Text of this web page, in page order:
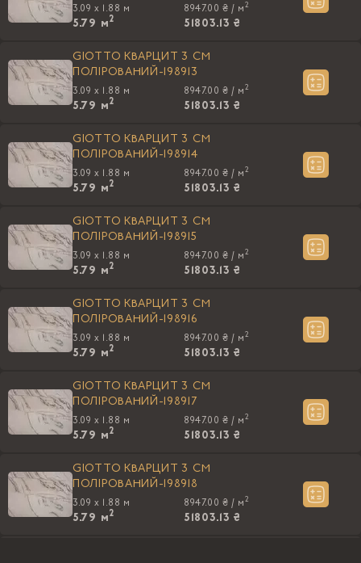
3.09 x 1.88 м
5.79 м2
8947.00 ₴ / м 2
51803.13 ₴
GIOTTO КВАРЦИТ 3 CM
ПОЛIРОВАНИЙ-198913
3.09 x 1.88 м
5.79 м2
8947.00 ₴ / м 2
51803.13 ₴
GIOTTO КВАРЦИТ 3 CM
ПОЛIРОВАНИЙ-198914
3.09 x 1.88 м
5.79 м2
8947.00 ₴ / м 2
51803.13 ₴
GIOTTO КВАРЦИТ 3 CM
ПОЛIРОВАНИЙ-198915
3.09 x 1.88 м
5.79 м2
8947.00 ₴ / м 2
51803.13 ₴
GIOTTO КВАРЦИТ 3 CM
ПОЛIРОВАНИЙ-198916
3.09 x 1.88 м
5.79 м2
8947.00 ₴ / м 2
51803.13 ₴
GIOTTO КВАРЦИТ 3 CM
ПОЛIРОВАНИЙ-198917
3.09 x 1.88 м
5.79 м2
8947.00 ₴ / м 2
51803.13 ₴
GIOTTO КВАРЦИТ 3 CM
ПОЛIРОВАНИЙ-198918
3.09 x 1.88 м
5.79 м2
8947.00 ₴ / м 2
51803.13 ₴